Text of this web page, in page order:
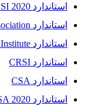
استاندارد CLSI 2020
استاندارد Compressed Gas Association
استاندارد Construction Industry Institute
استاندارد CRSI
استاندارد CSA
استاندارد CSA 2020